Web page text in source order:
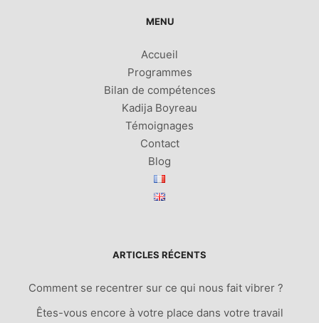
MENU
Accueil
Programmes
Bilan de compétences
Kadija Boyreau
Témoignages
Contact
Blog
ARTICLES RÉCENTS
Comment se recentrer sur ce qui nous fait vibrer ?
Êtes-vous encore à votre place dans votre travail